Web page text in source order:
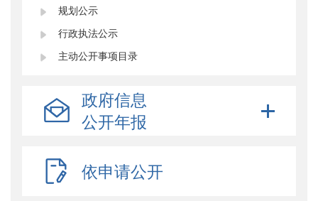
规划公示
行政执法公示
主动公开事项目录
政府信息
公开年报
依申请公开